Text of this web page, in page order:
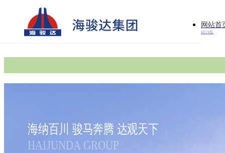
网站首
HOME
海纳百川 骏马奔腾 达观天下
HAIJUNDA GROUP